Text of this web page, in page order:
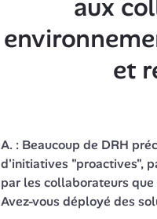
aux
et
A. : Beaucoup de DRH
d'initiatives "proactives",
par les collaborateurs
Avez-vous déployé des